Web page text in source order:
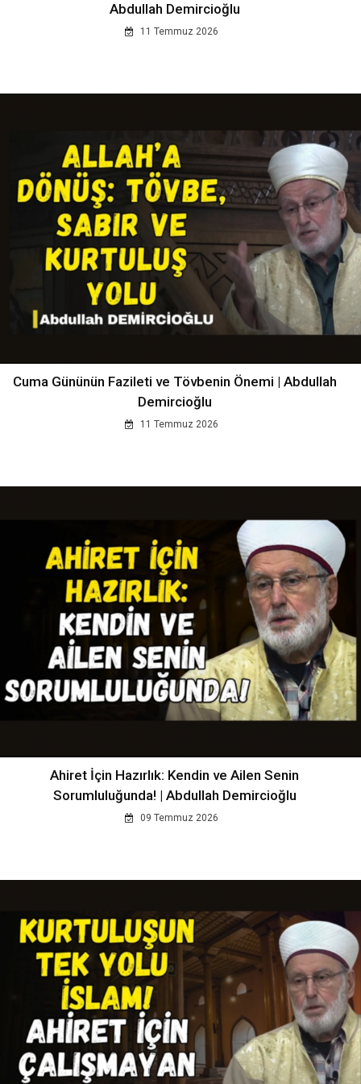
Abdullah Demircioğlu
11 Temmuz 2026
Cuma Gününün Fazileti ve Tövbenin Önemi | Abdullah
Demircioğlu
11 Temmuz 2026
Ahiret İçin Hazırlık: Kendin ve Ailen Senin
Sorumluluğunda! | Abdullah Demircioğlu
09 Temmuz 2026